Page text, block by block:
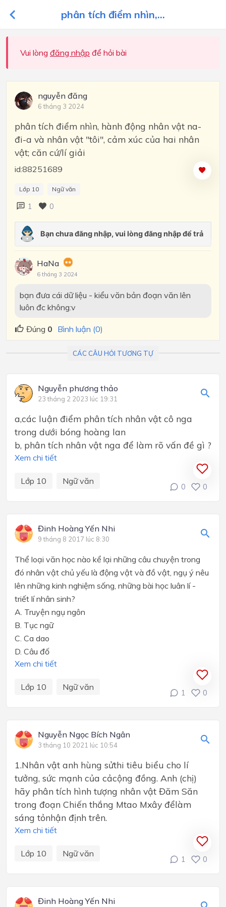
phân tích điểm nhìn,...
Vui lòng đăng nhập để hỏi bài
nguyễn đăng
6 tháng 3 2024
phân tích điểm nhìn, hành động nhân vật na-
đi-a và nhân vật "tôi", cảm xúc của hai nhân
vật; căn cứ/lí giải
id:88251689
Lớp 10 Ngữ văn
1 0
HaNa
6 tháng 3 2024
bạn đưa cái dữ liệu - kiểu văn bản đoạn văn lên
luôn đc không:v
Đúng 0 Bình luận (0)
CÁC CÂU HỎI TƯƠNG TỰ
Nguyễn phương thảo
23 tháng 2 2023 lúc 19:31
a,các luận điểm phân tích nhân vật cô nga
trong dưới bóng hoàng lan
b, phân tích nhân vật nga để làm rõ vấn đề gì ?
Xem chi tiết
Lớp 10 Ngữ văn
0 0
Đinh Hoàng Yến Nhi
9 tháng 8 2017 lúc 8:30
Thể loại văn học nào kể lại những câu chuyện trong
đó nhân vật chủ yếu là động vật và đồ vật, ngụ ý nêu
lên những kinh nghiệm sống, những bài học luân lí -
triết lí nhân sinh?
A. Truyện ngụ ngôn
B. Tục ngữ
C. Ca dao
D. Câu đố
Xem chi tiết
Lớp 10 Ngữ văn
1 0
Nguyễn Ngọc Bích Ngân
3 tháng 10 2021 lúc 10:54
1.Nhân vật anh hùng sửthi tiêu biểu cho lí
tưởng, sức mạnh của cảcộng đồng. Anh (chị)
hãy phân tích hình tượng nhân vật Đăm Săn
trong đoạn Chiến thắng Mtao Mxây đểlàm
sáng tỏnhận định trên.
Xem chi tiết
Lớp 10 Ngữ văn
1 0
Đinh Hoàng Yến Nhi